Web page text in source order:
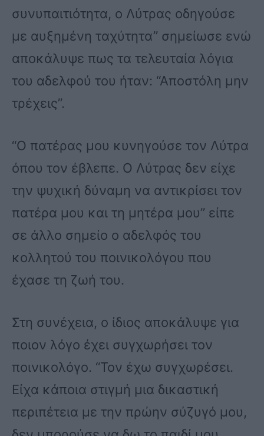
συνυπαιτιότητα, ο Λύτρας οδηγούσε
με αυξημένη ταχύτητα” σημείωσε ενώ
αποκάλυψε πως τα τελευταία λόγια
του αδελφού του ήταν: “Αποστόλη μην
τρέχεις”.
“Ο πατέρας μου κυνηγούσε τον Λύτρα
όπου τον έβλεπε. Ο Λύτρας δεν είχε
την ψυχική δύναμη να αντικρίσει τον
πατέρα μου και τη μητέρα μου” είπε
σε άλλο σημείο ο αδελφός του
κολλητού του ποινικολόγου που
έχασε τη ζωή του.
Στη συνέχεια, ο ίδιος αποκάλυψε για
ποιον λόγο έχει συγχωρήσει τον
ποινικολόγο. “Τον έχω συγχωρέσει.
Είχα κάποια στιγμή μια δικαστική
περιπέτεια με την πρώην σύζυγό μου,